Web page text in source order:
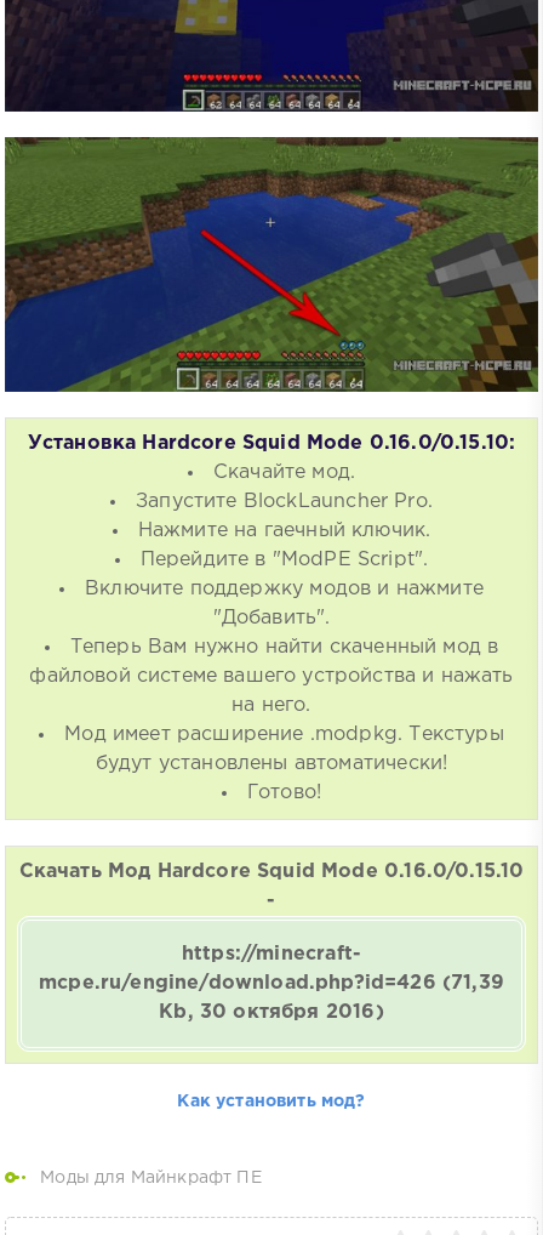
Установка Hardcore Squid Mode 0.16.0/0.15.10:
Скачайте мод.
Запустите BlockLauncher Pro.
Нажмите на гаечный ключик.
Перейдите в "ModPE Script".
Включите поддержку модов и нажмите
"Добавить".
Теперь Вам нужно найти скаченный мод в
файловой системе вашего устройства и нажать
на него.
Мод имеет расширение .modpkg. Текстуры
будут установлены автоматически!
Готово!
Скачать Мод Hardcore Squid Mode 0.16.0/0.15.10
-
https://minecraft-
mcpe.ru/engine/download.php?id=426 (71,39
Kb, 30 октября 2016)
Как установить мод?
Моды для Майнкрафт ПЕ